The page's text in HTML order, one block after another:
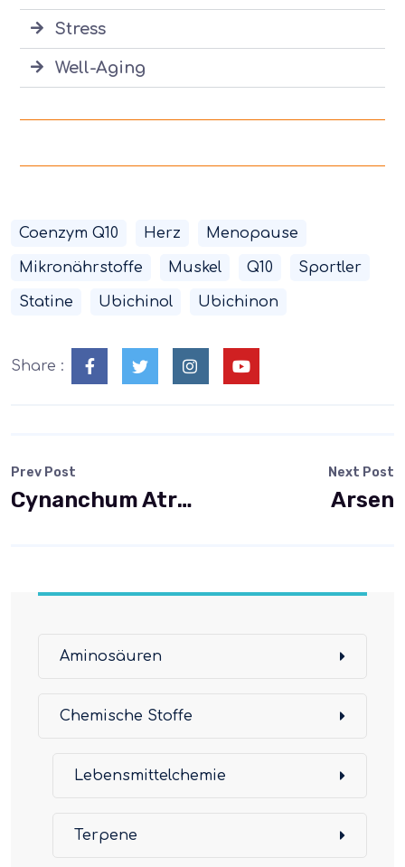
Stress
Well-Aging
Coenzym Q10 Herz Menopause
Mikronährstoffe Muskel Q10 Sportler
Statine Ubichinol Ubichinon
Share :
Prev Post
Cynanchum Atratum Extrakt (BAI WEI)
Next Post
Arsen
Aminosäuren
Chemische Stoffe
Lebensmittelchemie
Terpene